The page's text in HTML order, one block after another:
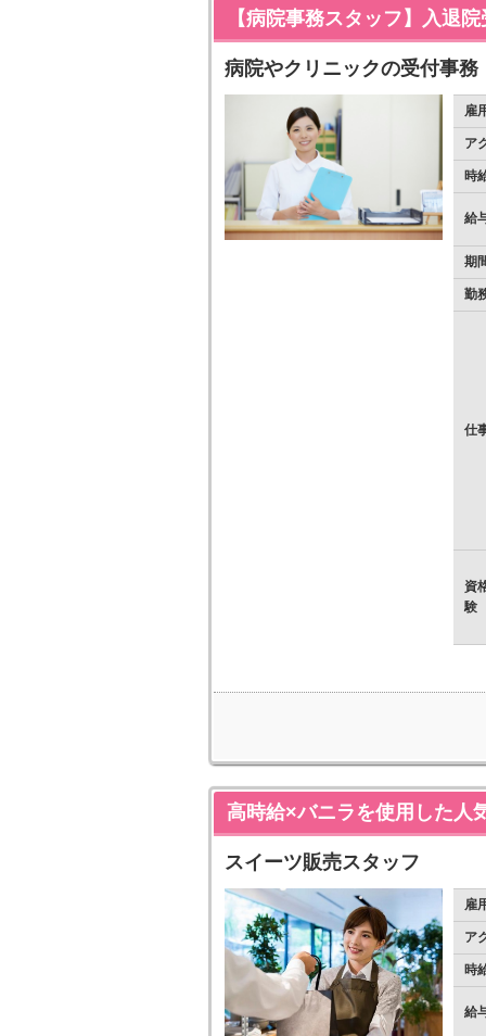
【病院事務スタッフ】入退
病院やクリニックの受付事務
雇
ア
時
給
期
勤
仕
資
験
高時給×バニラを使用した人
スイーツ販売スタッフ
雇
ア
時
給